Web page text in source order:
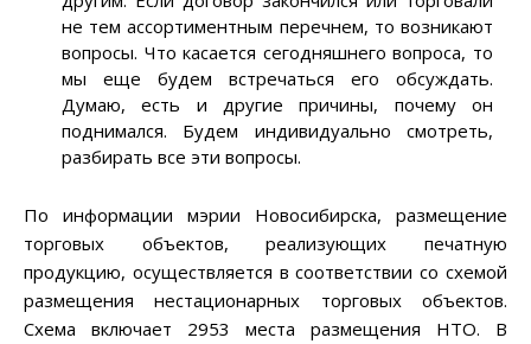
не тем ассортиментным перечнем, то возникают
вопросы. Что касается сегодняшнего вопроса, то
мы еще будем встречаться его обсуждать.
Думаю, есть и другие причины, почему он
поднимался. Будем индивидуально смотреть,
разбирать все эти вопросы.
По информации мэрии Новосибирска, размещение
торговых объектов, реализующих печатную
продукцию, осуществляется в соответствии со схемой
размещения нестационарных торговых объектов.
Схема включает 2953 места размещения НТО. В